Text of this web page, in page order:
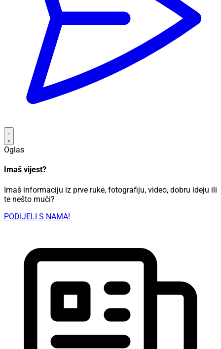
Oglas
Imaš vijest?
Imaš informaciju iz prve ruke, fotografiju, video, dobru ideju ili
te nešto muči?
PODIJELI S NAMA!